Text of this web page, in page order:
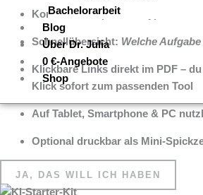
Bachelorarbeit
Blog
Über Dr. Julia
0 €-Angebote
Shop
Konkrete Beispiele für typische
Schnellübersicht: Welche
Klickbare Links direkt im PDF –
Klick sofort zum passenden Tool
Auf Tablet, Smartphone & PC
Optional druckbar als Mini-
JA, DAS WILL ICH HABEN